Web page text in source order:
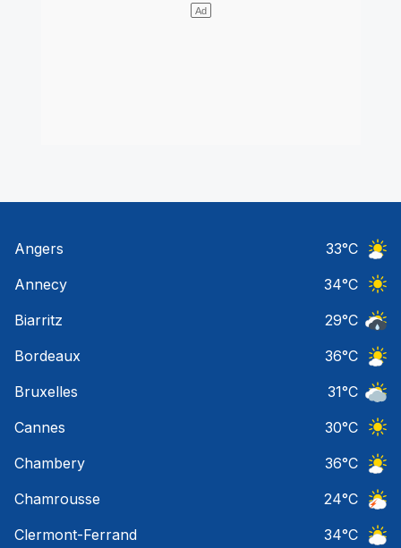
Angers 33°C
Annecy
34°C
Biarritz
29°C
Bordeaux
36°C
Bruxelles
31°C
Cannes
30°C
Chambery
36°C
Chamrousse
24°C
Clermont-Ferrand
34°C